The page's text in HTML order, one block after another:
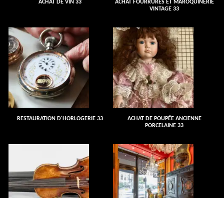
ACHAT DE VIN 33
ACHAT FOURRURES ET MAROQUINERIE
VINTAGE 33
RESTAURATION D'HORLOGERIE 33
ACHAT DE POUPÉE ANCIENNE
PORCELAINE 33